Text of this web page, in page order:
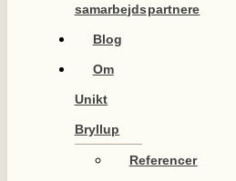
samarbejdspartnere
Blog
Om
Unikt
Bryllup
Referencer